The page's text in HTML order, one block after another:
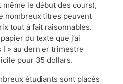
même le début des cours),
nombreux titres peuvent
tout à fait raisonnables.
du texte que j’ai
I » au dernier trimestre
pour 35 dollars.
étudiants sont placés